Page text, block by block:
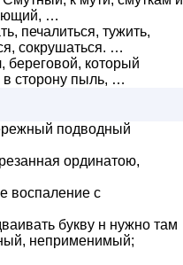
…
печалиться, тужить,
сокрушаться. …
который
в сторону пыль, …
подводный
ординатою,
воспаление с
букву н нужно там
неприменимый;